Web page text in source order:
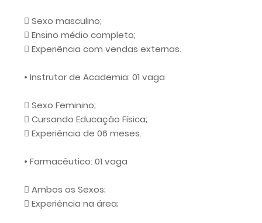
 Sexo masculino;
 Ensino médio completo;
 Experiência com vendas externas.
• Instrutor de Academia: 01 vaga
 Sexo Feminino;
 Cursando Educação Física;
 Experiência de 06 meses.
• Farmacêutico: 01 vaga
 Ambos os Sexos;
 Experiência na área;